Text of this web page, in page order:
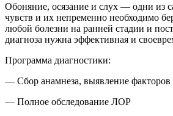
Обоняние, осязание и слух — одни из
чувств и их непременно необходимо
любой болезни на ранней стадии и
диагноза нужна эффективная и
Программа диагностики:
— Сбор анамнеза, выявление факторов
— Полное обследование ЛОР